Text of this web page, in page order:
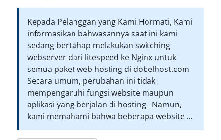
Kepada Pelanggan yang Kami Hormati, Kami
informasikan bahwasannya saat ini kami
sedang bertahap melakukan switching
webserver dari litespeed ke Nginx untuk
semua paket web hosting di dobelhost.com
Secara umum, perubahan ini tidak
mempengaruhi fungsi website maupun
aplikasi yang berjalan di hosting. Namun,
kami memahami bahwa beberapa website ...